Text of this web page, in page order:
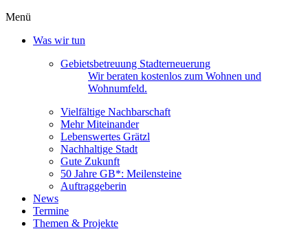
Menü
Was wir tun
Gebietsbetreuung Stadterneuerung
Wir beraten kostenlos zum Wohnen und
Wohnumfeld.
Vielfältige Nachbarschaft
Mehr Miteinander
Lebenswertes Grätzl
Nachhaltige Stadt
Gute Zukunft
50 Jahre GB*: Meilensteine
Auftraggeberin
News
Termine
Themen & Projekte